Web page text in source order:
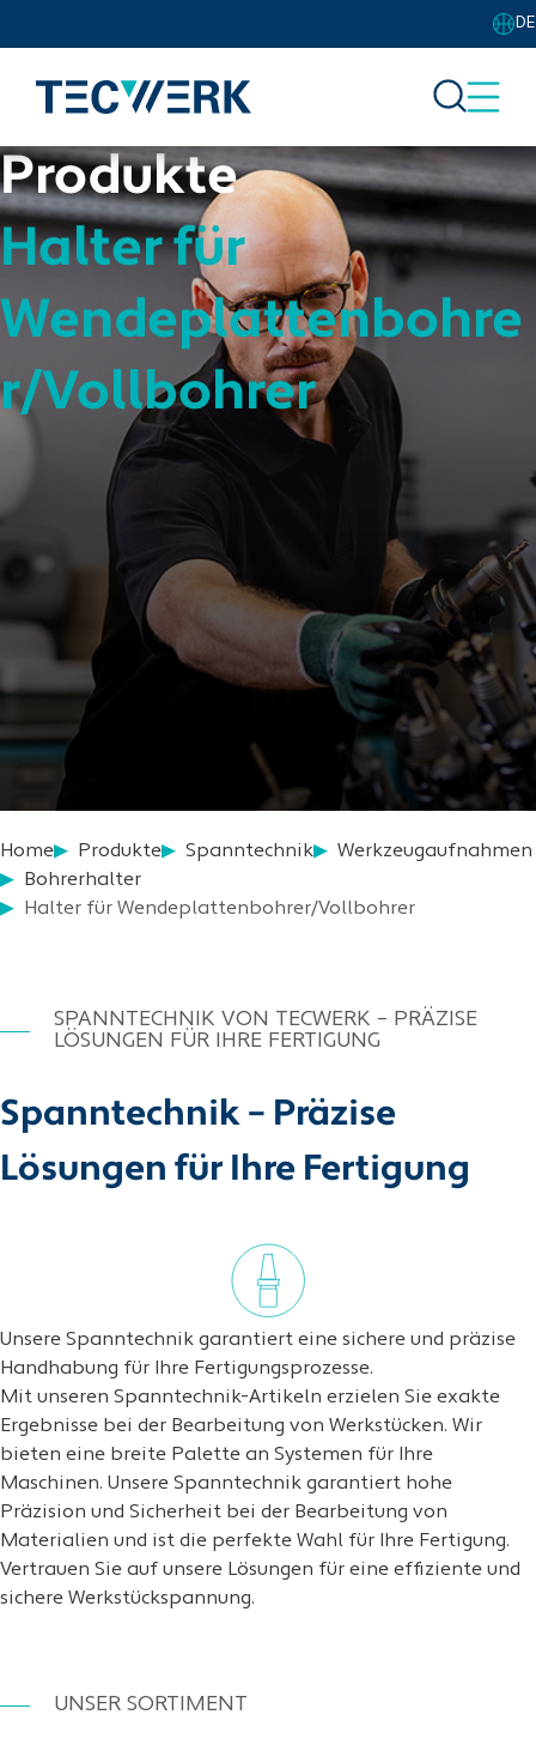
DE
Produkte
Halter für
Wendeplattenbohre
r/Vollbohrer
Home Produkte Spanntechnik
Werkzeugaufnahmen
Bohrerhalter
Halter für Wendeplattenbohrer/Vollbohrer
Spanntechnik – Präzise
Lösungen für Ihre Fertigung
SPANNTECHNIK VON TECWERK – PRÄZISE
LÖSUNGEN FÜR IHRE FERTIGUNG
Unsere Spanntechnik garantiert eine sichere und präzise
Handhabung für Ihre Fertigungsprozesse.
Mit unseren Spanntechnik-Artikeln erzielen Sie exakte
Ergebnisse bei der Bearbeitung von Werkstücken. Wir
bieten eine breite Palette an Systemen für Ihre
Maschinen. Unsere Spanntechnik garantiert hohe
Präzision und Sicherheit bei der Bearbeitung von
Materialien und ist die perfekte Wahl für Ihre Fertigung.
Vertrauen Sie auf unsere Lösungen für eine effiziente und
sichere Werkstückspannung.
UNSER SORTIMENT